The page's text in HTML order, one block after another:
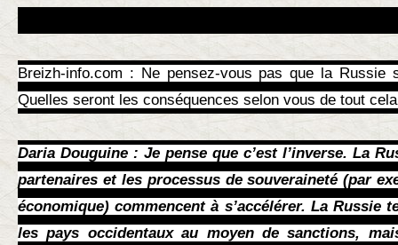
Breizh-info.com : Ne pensez-vous pas que la Russie
Quelles seront les conséquences selon vous de tout
Daria Douguine : Je pense que c’est l’inverse. La
partenaires et les processus de souveraineté (par
économique) commencent à s’accélérer. La Russie
les pays occidentaux au moyen de sanctions,